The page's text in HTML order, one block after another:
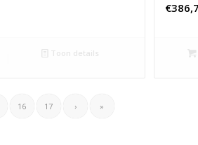
Toon details
€
16 17 › »